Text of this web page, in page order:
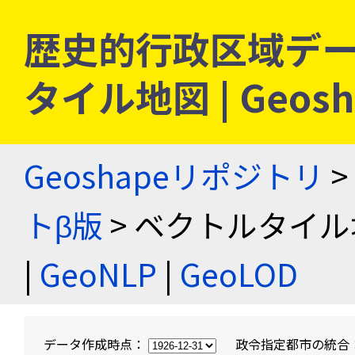
歴史的行政区域デ
タイル地図 |
Geoshapeリポジトリ >
トβ版 > ベクトルタイ
| GeoNLP | GeoLOD
データ作成時点： 政令指定都市の統